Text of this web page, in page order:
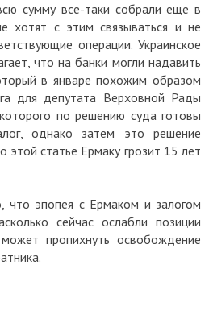
сумму все-таки собрали еще в
хотят с этим связываться и не
операции. Украинское
что на банки могли надавить
в январе похожим образом
для депутата Верховной Рады
по решению суда готовы
однако затем это решение
этой статье Ермаку грозит 15 лет
что эпопея с Ермаком и залогом
сейчас ослабли позиции
пропихнуть освобождение